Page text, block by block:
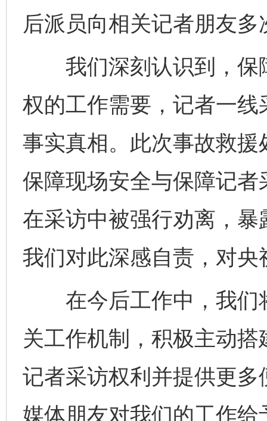
后派员向相关记者朋友多
我们深刻认识到，保
权的工作需要，记者一
事实真相。此次事故救
保障现场安全与保障记
在采访中被强行劝离，
我们对此深感自责，对
在今后工作中，我们
关工作机制，积极主动
记者采访权利并提供更
媒体朋友对我们的工作给